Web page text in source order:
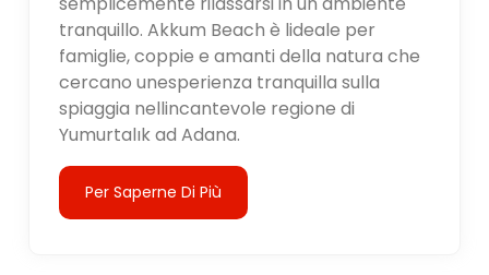
tranquillo. Akkum Beach è lideale per
famiglie, coppie e amanti della natura che
cercano unesperienza tranquilla sulla
spiaggia nellincantevole regione di
Yumurtalık ad Adana.
Per Saperne Di Più